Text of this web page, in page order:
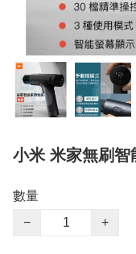
小米 米家無刷智
數量
−
+